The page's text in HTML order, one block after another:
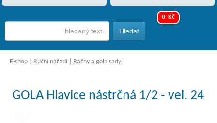
0 Kč
E-shop Ruční nářadí Ráčny a gola sady
GOLA Hlavice nástrčná 1/2 - vel. 24